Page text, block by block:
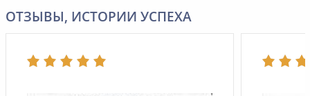
ОТЗЫВЫ, ИСТОРИИ УСПЕХА